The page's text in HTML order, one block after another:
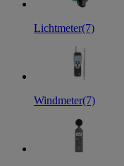
Lichtmeter(7)
Windmeter(7)